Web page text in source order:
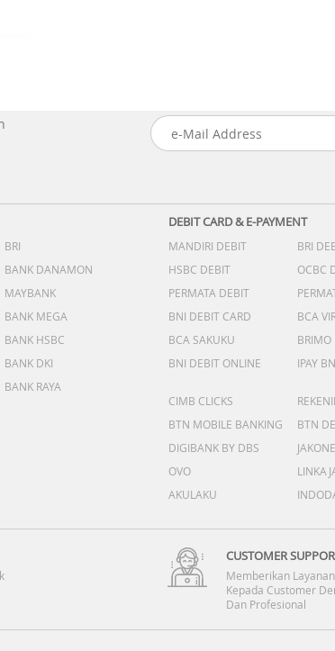
BRI
BANK DANAMON
MAYBANK
BANK MEGA
BANK HSBC
BANK DKI
BANK RAYA
DEBIT CARD & E-PAYMENT
MANDIRI DEBIT BRI
HSBC DEBIT
OCBC
PERMATA DEBIT
BNI DEBIT CARD
BCA
BCA SAKUKU
BRIMO
BNI DEBIT ONLINE
IPAY
CIMB CLICKS
BTN MOBILE BANKING
BTN
DIGIBANK BY DBS
OVO
AKULAKU
CUSTOMER
Memberikan
Kepada Customer
Dan Profesional